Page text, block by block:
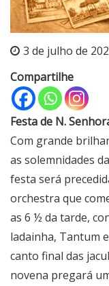
3 de julho de
Compartilhe
Festa de N.
Com grande
as solemnidades
festa será
orchestra que
as 6 ½ da tarde,
ladainha, Tantum
canto final das
novena pregará